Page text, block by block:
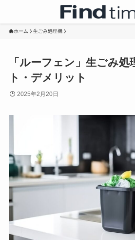
ホーム 生ごみ処理機
「ルーフェン」生ごみ処
ト・デメリット
2025年2月20日